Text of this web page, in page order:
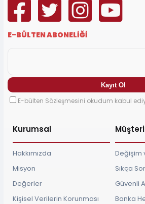
E-BÜLTEN ABONELİĞİ
E-bülten Sözleşmesini okudum kabul
Kurumsal
Hakkımızda
Misyon
Değerler
Kişisel Verilerin Korunması
Değişim
Sıkça
Güvenli
Banka